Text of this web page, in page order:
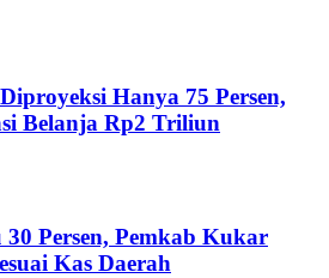
Hanya 75 Persen,
Belanja Rp2 Triliun
Persen, Pemkab Kukar
Kas Daerah